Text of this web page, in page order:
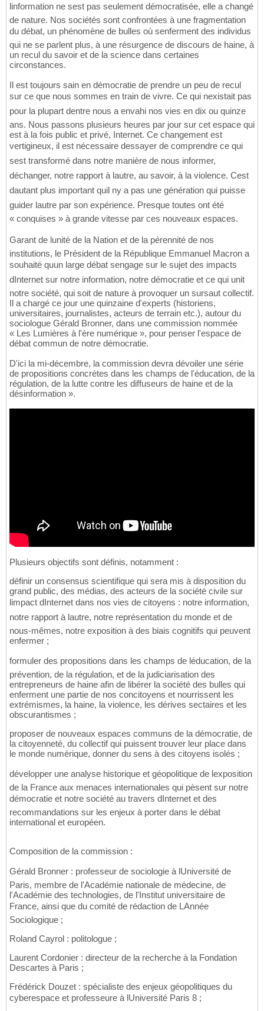
linformation ne sest pas seulement démocratisée, elle a changé
de nature. Nos sociétés sont confrontées à une fragmentation
du débat, un phénomène de bulles où senferment des individus
qui ne se parlent plus, à une résurgence de discours de haine, à
un recul du savoir et de la science dans certaines
circonstances.
Il est toujours sain en démocratie de prendre un peu de recul
sur ce que nous sommes en train de vivre. Ce qui nexistait pas
pour la plupart dentre nous a envahi nos vies en dix ou quinze
ans. Nous passons plusieurs heures par jour sur cet espace qui
est à la fois public et privé, Internet. Ce changement est
vertigineux, il est nécessaire dessayer de comprendre ce qui
sest transformé dans notre manière de nous informer,
déchanger, notre rapport à lautre, au savoir, à la violence. Cest
dautant plus important quil ny a pas une génération qui puisse
guider lautre par son expérience. Presque toutes ont été
« conquises » à grande vitesse par ces nouveaux espaces.
Garant de lunité de la Nation et de la pérennité de nos
institutions, le Président de la République Emmanuel Macron a
souhaité quun large débat sengage sur le sujet des impacts
dInternet sur notre information, notre démocratie et ce qui unit
notre société, qui soit de nature à provoquer un sursaut collectif.
Il a chargé ce jour une quinzaine d'experts (historiens,
universitaires, journalistes, acteurs de terrain etc.), autour du
sociologue Gérald Bronner, dans une commission nommée
« Les Lumières à l'ère numérique », pour penser l'espace de
débat commun de notre démocratie.
D'ici la mi-décembre, la commission devra dévoiler une série
de propositions concrètes dans les champs de l'éducation, de la
régulation, de la lutte contre les diffuseurs de haine et de la
désinformation ».
Plusieurs objectifs sont définis, notamment :
définir un consensus scientifique qui sera mis à disposition du
grand public, des médias, des acteurs de la société civile sur
limpact dInternet dans nos vies de citoyens : notre information,
notre rapport à lautre, notre représentation du monde et de
nous-mêmes, notre exposition à des biais cognitifs qui peuvent
enfermer ;
formuler des propositions dans les champs de léducation, de la
prévention, de la régulation, et de la judiciarisation des
entrepreneurs de haine afin de libérer la société des bulles qui
enferment une partie de nos concitoyens et nourrissent les
extrémismes, la haine, la violence, les dérives sectaires et les
obscurantismes ;
proposer de nouveaux espaces communs de la démocratie, de
la citoyenneté, du collectif qui puissent trouver leur place dans
le monde numérique, donner du sens à des citoyens isolés ;
développer une analyse historique et géopolitique de lexposition
de la France aux menaces internationales qui pèsent sur notre
démocratie et notre société au travers dInternet et des
recommandations sur les enjeux à porter dans le débat
international et européen.
Composition de la commission :
Gérald Bronner : professeur de sociologie à lUniversité de
Paris, membre de l'Académie nationale de médecine, de
l'Académie des technologies, de l'Institut universitaire de
France, ainsi que du comité de rédaction de LAnnée
Sociologique ;
Roland Cayrol : politologue ;
Laurent Cordonier : directeur de la recherche à la Fondation
Descartes à Paris ;
Frédérick Douzet : spécialiste des enjeux géopolitiques du
cyberespace et professeure à lUniversité Paris 8 ;